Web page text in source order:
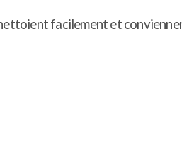
facilement et